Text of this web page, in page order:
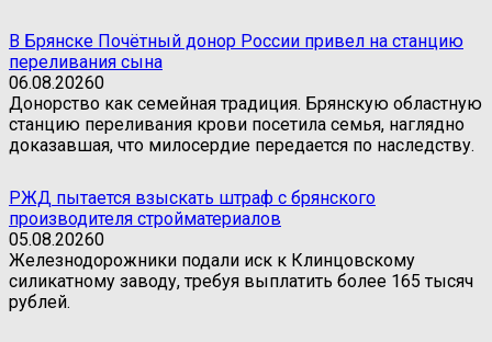
В Брянске Почётный донор России привел на станцию
переливания сына
06.08.20260
Донорство как семейная традиция. Брянскую областную
станцию переливания крови посетила семья, наглядно
доказавшая, что милосердие передается по наследству.
РЖД пытается взыскать штраф с брянского
производителя стройматериалов
05.08.20260
Железнодорожники подали иск к Клинцовскому
силикатному заводу, требуя выплатить более 165 тысяч
рублей.